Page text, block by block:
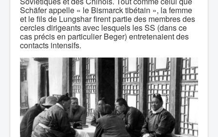
Schäfer appelle « le Bismarck tibétain », la femme
et le fils de Lungshar firent partie des membres des
cercles dirigeants avec lesquels les SS (dans ce
cas précis en particulier Beger) entretenaient des
contacts intensifs.